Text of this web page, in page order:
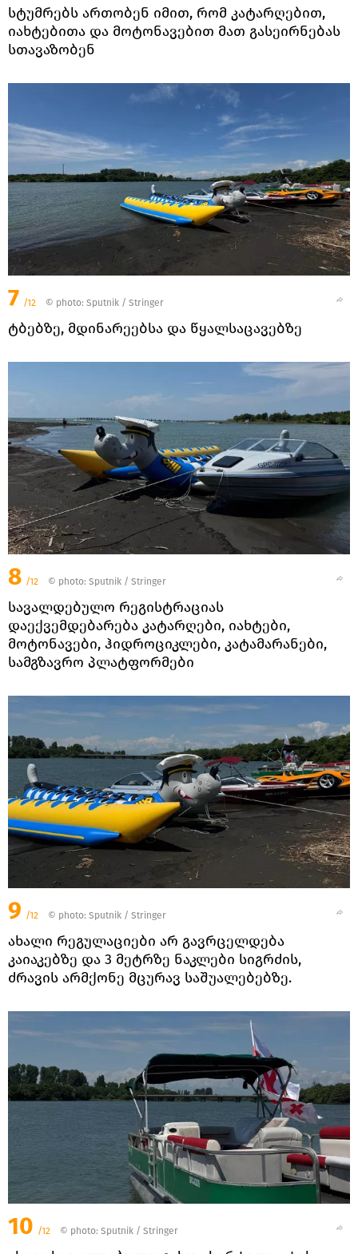
სტუმრებს ართობენ იმით, რომ კატარღებით,
იახტებითა და მოტონავებით მათ გასეირნებას
სთავაზობენ
7 /12 © photo: Sputnik / Stringer
ტბებზე, მდინარეებსა და წყალსაცავებზე
8 /12 © photo: Sputnik / Stringer
სავალდებულო რეგისტრაციას
დაექვემდებარება კატარღები, იახტები,
მოტონავები, ჰიდროციკლები, კატამარანები,
სამგზავრო პლატფორმები
9 /12 © photo: Sputnik / Stringer
ახალი რეგულაციები არ გავრცელდება
კაიაკებზე და 3 მეტრზე ნაკლები სიგრძის,
ძრავის არმქონე მცურავ საშუალებებზე.
10 /12 © photo: Sputnik / Stringer